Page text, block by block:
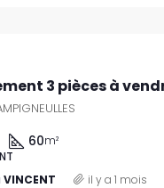
60m²
il y a 1 mois